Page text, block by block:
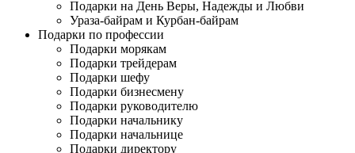
Подарки на День Веры, Надежды и Любви
Ураза-байрам и Курбан-байрам
Подарки по профессии
Подарки морякам
Подарки трейдерам
Подарки шефу
Подарки бизнесмену
Подарки руководителю
Подарки начальнику
Подарки начальнице
Подарки директору